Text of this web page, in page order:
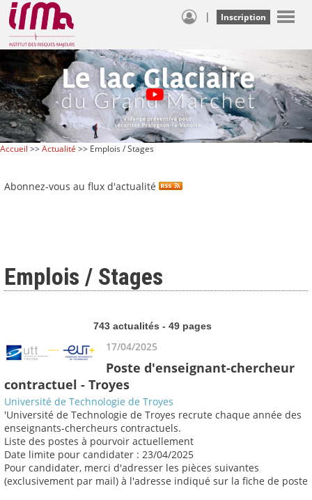
| Inscription
Accueil >>Actualité >> Emplois / Stages
Abonnez-vous au flux d'actualité
Emplois / Stages
743 actualités - 49 pages
17/04/2025
Poste d'enseignant-chercheur
contractuel - Troyes
Université de Technologie de Troyes
'Université de Technologie de Troyes recrute chaque année des
enseignants-chercheurs contractuels.
Liste des postes à pourvoir actuellement
Date limite pour candidater : 23/04/2025
Pour candidater, merci d'adresser les pièces suivantes
(exclusivement par mail) à l'adresse indiqué sur la fiche de poste